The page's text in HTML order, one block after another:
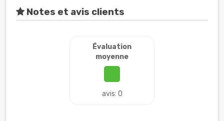
Notes et avis clients
Évaluation
moyenne
avis: 0